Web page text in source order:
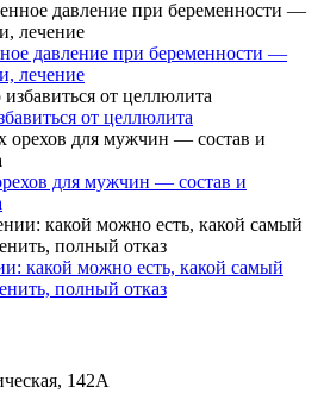
давление при беременности —
лечение
от целлюлита
для мужчин — состав и
какой можно есть, какой самый
полный отказ
142А